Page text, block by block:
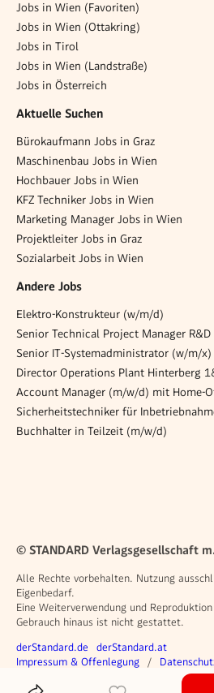
Jobs in Wien (Favoriten)
Jobs in Wien (Ottakring)
Jobs in Tirol
Jobs in Wien (Landstraße)
Jobs in Österreich
Aktuelle Suchen
Bürokaufmann Jobs in Graz
Maschinenbau Jobs in Wien
Hochbauer Jobs in Wien
KFZ Techniker Jobs in Wien
Marketing Manager Jobs in Wien
Projektleiter Jobs in Graz
Sozialarbeit Jobs in Wien
Andere Jobs
Elektro-Konstrukteur (w/m/d)
Senior Technical Project Manager R&D
Senior IT-Systemadministrator (w/m/x)
Director Operations Plant Hinterberg
Account Manager (m/w/d) mit Home-
Sicherheitstechniker für
Buchhalter in Teilzeit (m/w/d)
© STANDARD Verlagsgesellschaft
Alle Rechte vorbehalten. Nutzung
Eigenbedarf.
Eine Weiterverwendung und
Gebrauch hinaus ist nicht gestattet.
Weitere Angebote
derStandard.de derStandard.at
Rechtliches
Impressum & Offenlegung